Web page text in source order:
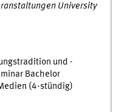
University
und -
Bachelor
(4-stündig)